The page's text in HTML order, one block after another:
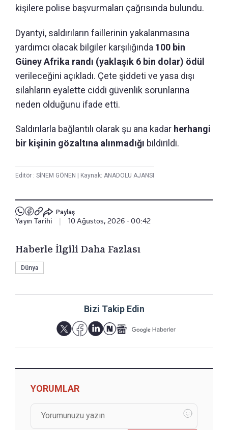
kişilere polise başvurmaları çağrısında bulundu.
Dyantyi, saldırıların faillerinin yakalanmasına
yardımcı olacak bilgiler karşılığında 100 bin
Güney Afrika randı (yaklaşık 6 bin dolar) ödül
verileceğini açıkladı. Çete şiddeti ve yasa dışı
silahların eyalette ciddi güvenlik sorunlarına
neden olduğunu ifade etti.
Saldırılarla bağlantılı olarak şu ana kadar herhangi
bir kişinin gözaltına alınmadığı bildirildi.
Editör : SİNEM GÖNEN Kaynak: ANADOLU AJANSI
Paylaş
Yayın Tarihi 10 Ağustos, 2026 - 00:42
Haberle İlgili Daha Fazlası
Dünya
Bizi Takip Edin
YORUMLAR